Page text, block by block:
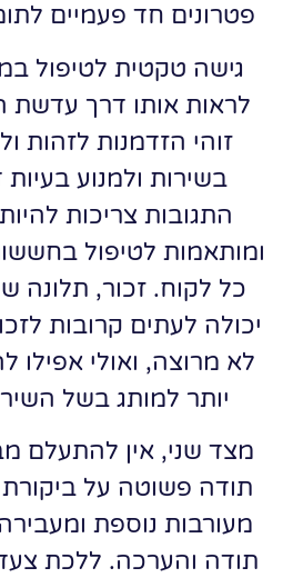
פטרונים חד פעמיים
גישה טקטית לטיפול
לראות אותו דרך עדשת
זוהי הזדמנות לזהות
בשירות ולמנוע
התגובות צריכות
ומותאמות לטיפול
כל לקוח. זכור, תלונה
יכולה לעתים קרובות
לא מרוצה, ואולי אפילו
יותר למותג בשל
מצד שני, אין להתעלם
תודה פשוטה על
מעורבות נוספת
תודה והערכה. ללכת